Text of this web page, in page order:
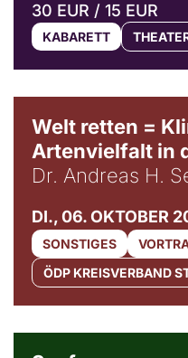
30 EUR / 15 EUR
KABARETT
Welt retten =
Artenvielfalt in
Dr. Andreas H.
DI., 06. OKTOBER
SONSTIGES
ÖDP KREISVERBAND